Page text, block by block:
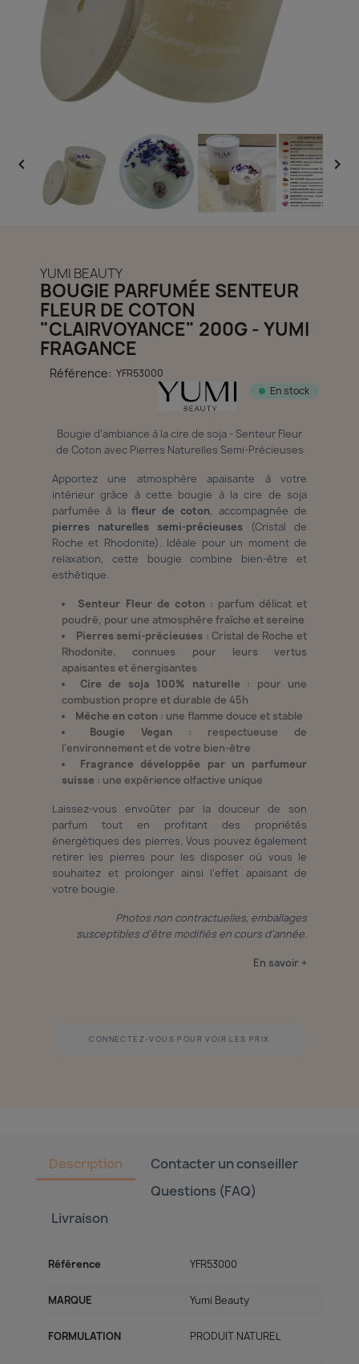
 
YUMI BEAUTY
BOUGIE PARFUMÉE SENTEUR
FLEUR DE COTON
"CLAIRVOYANCE" 200G - YUMI
FRAGANCE
Référence: YFR53000
En stock
Bougie d’ambiance à la cire de soja - Senteur Fleur
de Coton avec Pierres Naturelles Semi-Précieuses
Apportez une atmosphère apaisante à votre
intérieur grâce à cette bougie à la cire de soja
parfumée à la fleur de coton, accompagnée de
pierres naturelles semi-précieuses (Cristal de
Roche et Rhodonite). Idéale pour un moment de
relaxation, cette bougie combine bien-être et
esthétique.
Senteur Fleur de coton: parfum délicat et
poudré, pour une atmosphère fraîche et sereine
Pierres semi-précieuses : Cristal de Roche et
Rhodonite, connues pour leurs vertus
apaisantes et énergisantes
Cire de soja 100% naturelle : pour une
combustion propre et durable de 45h
Mèche en coton : une flamme douce et stable
Bougie Vegan: respectueuse de
l'environnement et de votre bien-être
Fragrance développée par un parfumeur
suisse : une expérience olfactive unique
Laissez-vous envoûter par la douceur de son
parfum tout en profitant des propriétés
énergétiques des pierres. Vous pouvez également
retirer les pierres pour les disposer où vous le
souhaitez et prolonger ainsi l’effet apaisant de
votre bougie.
Photos non contractuelles, emballages
susceptibles d'être modifiés en cours d'année.
En savoir +
CONNECTEZ-VOUS POUR VOIR LES PRIX
Description
Contacter un conseiller
Questions (FAQ)
Livraison
Référence YFR53000
MARQUE Yumi Beauty
FORMULATION PRODUIT NATUREL
découvrir notre boutique et laissez-nous vous
ACCÈS COMPTE